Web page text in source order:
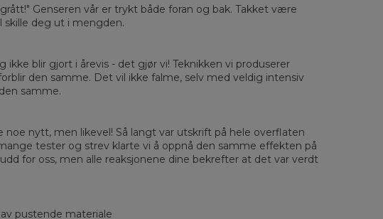
Measured flat
CM
B - Chest width
50 52 58
C - Sleeve length
63 64 65 66 66 67
Genseren vår er trykt både foran og bak. Takket være
deg ut i mengden.
blir gjort i årevis - det gjør vi! Teknikken vi produserer
den samme. Det vil ikke falme, selv med veldig intensiv
samme.
noe nytt, men likevel! Så langt var utskrift på hele overflaten
tester og strev klarte vi å oppnå den samme effekten på
for oss, men alle reaksjonene dine bekrefter at det var verdt
pustende materiale